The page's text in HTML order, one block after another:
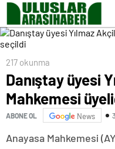
217 okunma
Danıştay üyesi
Mahkemesi
ABONE OL News
Anayasa Mahkemesi